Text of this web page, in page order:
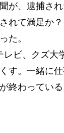
が、逮捕さ
れて満足か？
た。
ビ、クズ大
す。一緒に
終わってい